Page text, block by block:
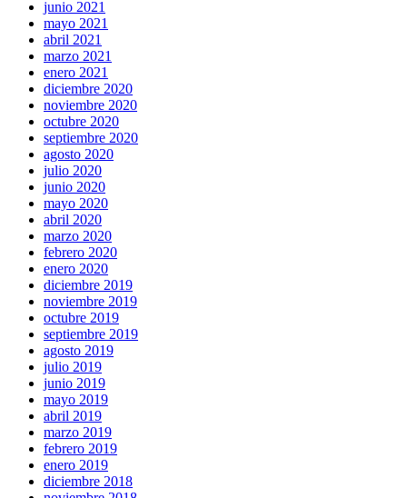
junio 2021
mayo 2021
abril 2021
marzo 2021
enero 2021
diciembre 2020
noviembre 2020
octubre 2020
septiembre 2020
agosto 2020
julio 2020
junio 2020
mayo 2020
abril 2020
marzo 2020
febrero 2020
enero 2020
diciembre 2019
noviembre 2019
octubre 2019
septiembre 2019
agosto 2019
julio 2019
junio 2019
mayo 2019
abril 2019
marzo 2019
febrero 2019
enero 2019
diciembre 2018